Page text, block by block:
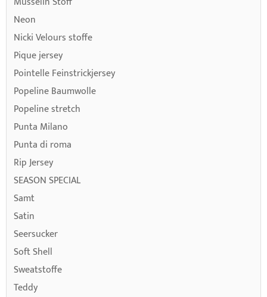
Neon
Nicki Velours stoffe
Pique jersey
Pointelle Feinstrickjersey
Popeline Baumwolle
Popeline stretch
Punta Milano
Punta di roma
Rip Jersey
SEASON SPECIAL
Samt
Satin
Seersucker
Soft Shell
Sweatstoffe
Teddy